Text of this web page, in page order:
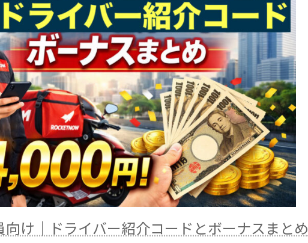
向け｜ドライバー紹介コードとボーナスまとめ